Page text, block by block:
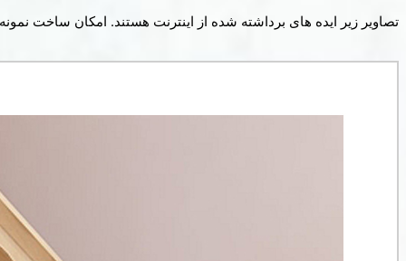
تصاویر زیر ایده های برداشته شده از اینترنت هستند. امکان ساخت